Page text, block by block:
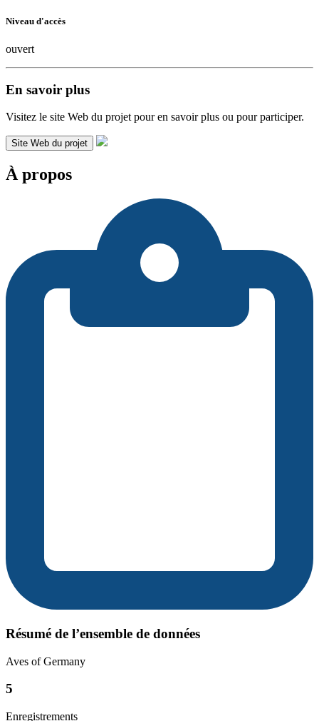
Niveau d'accès
ouvert
En savoir plus
Visitez le site Web du projet pour en savoir plus ou pour participer.
Site Web du projet
À propos
Résumé de l’ensemble de données
Aves of Germany
5
Enregistrements